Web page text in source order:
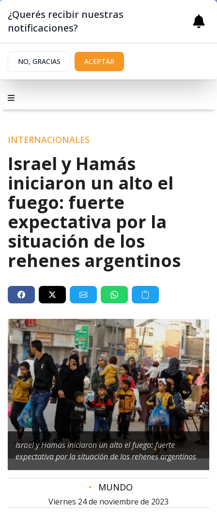
INTERNACIONALES
Israel y Hamás
iniciaron un alto el
fuego: fuerte
expectativa por la
situación de los
rehenes argentinos
Israel y Hamás iniciaron un alto el fuego: fuerte
expectativa por la situación de los rehenes argentinos
• MUNDO
viernes 24 de noviembre de 2023
¿Querés recibir nuestras
notificaciones?
NO, GRACIAS ACEPTAR